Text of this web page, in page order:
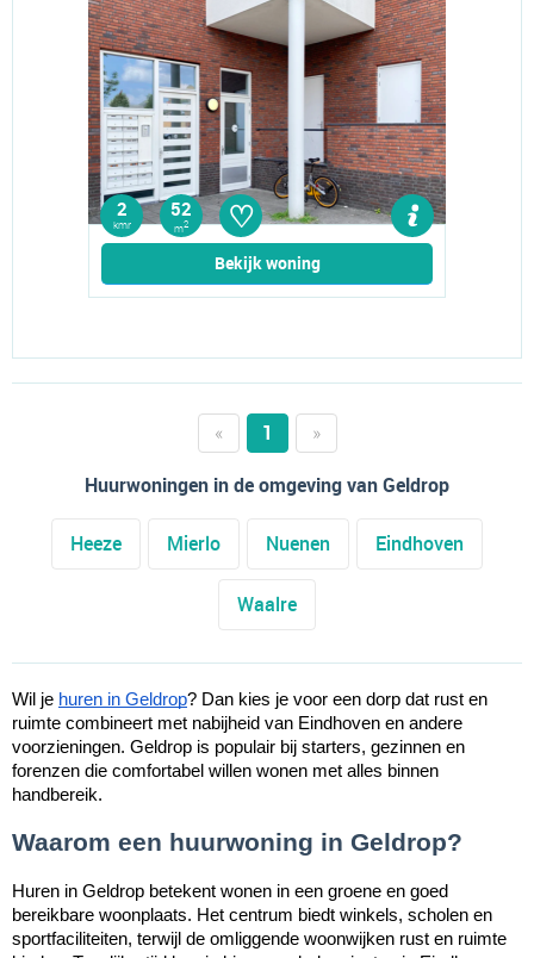
2
kmr
52
m2 ♡
Bekijk woning
« 1
»
Huurwoningen in de omgeving van Geldrop
Heeze Mierlo Nuenen Eindhoven
Waalre
Wil je huren in Geldrop? Dan kies je voor een dorp dat rust en
ruimte combineert met nabijheid van Eindhoven en andere
voorzieningen. Geldrop is populair bij starters, gezinnen en
forenzen die comfortabel willen wonen met alles binnen
handbereik.
Waarom een huurwoning in Geldrop?
Huren in Geldrop betekent wonen in een groene en goed
bereikbare woonplaats. Het centrum biedt winkels, scholen en
sportfaciliteiten, terwijl de omliggende woonwijken rust en ruimte